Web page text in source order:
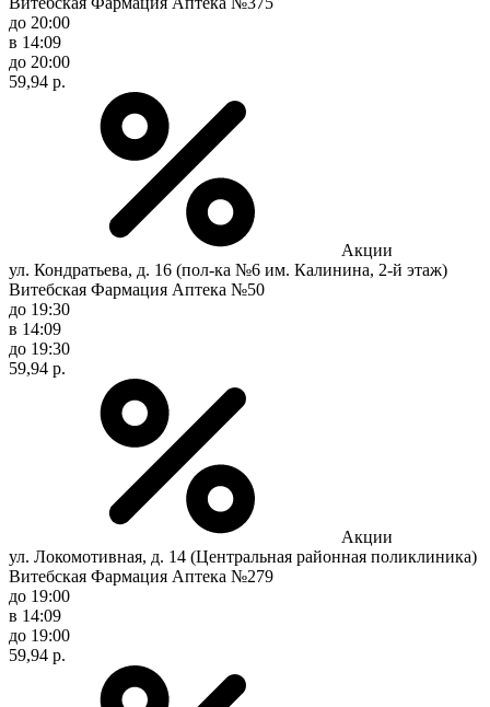
до 20:00
в 14:09
до 20:00
59,94 р.
Акции
ул. Кондратьева, д. 16 (пол-ка №6 им. Калинина, 2-й этаж)
Витебская Фармация Аптека №50
до 19:30
в 14:09
до 19:30
59,94 р.
Акции
ул. Локомотивная, д. 14 (Центральная районная поликлиника)
Витебская Фармация Аптека №279
до 19:00
в 14:09
до 19:00
59,94 р.